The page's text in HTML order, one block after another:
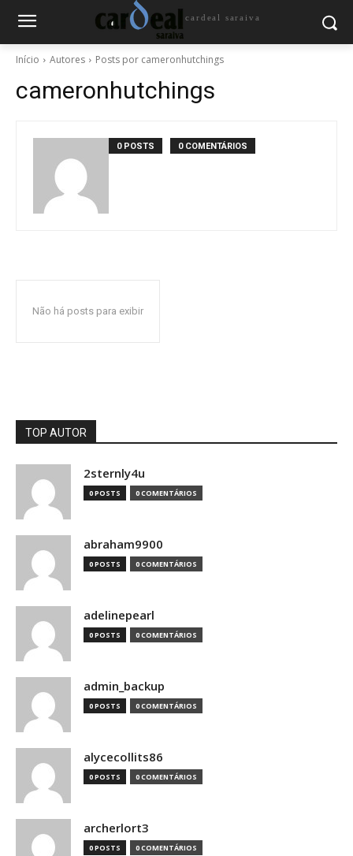
cardeal saraiva
Início Autores Posts por cameronhutchings
cameronhutchings
0 POSTS 0 COMENTÁRIOS
Não há posts para exibir
TOP AUTOR
2sternly4u
0 POSTS 0 COMENTÁRIOS
abraham9900
0 POSTS 0 COMENTÁRIOS
adelinepearl
0 POSTS 0 COMENTÁRIOS
admin_backup
0 POSTS 0 COMENTÁRIOS
alycecollits86
0 POSTS 0 COMENTÁRIOS
archerlort3
0 POSTS 0 COMENTÁRIOS